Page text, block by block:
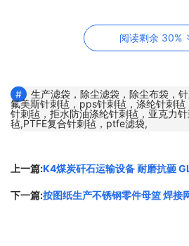
拉伸断裂强度 经向(N/5X20cm) 1600
推荐过滤风速(m/min) 0.5-1.0
耐 温 150～300 ℃
特 点 耐高温型 防结露
阅读剩余 30%
生产滤袋，除尘滤袋，除尘布袋，
氟美斯针刺毡，pps针刺毡，涤纶针刺
针刺毡，拒水防油涤纶针刺毡，亚克力
毡,PTFE复合针刺毡，ptfe滤袋,
上一篇:K4煤炭矸石运输设备 耐磨抗砸
下一篇:按图纸生产不锈钢零件母篮 焊接